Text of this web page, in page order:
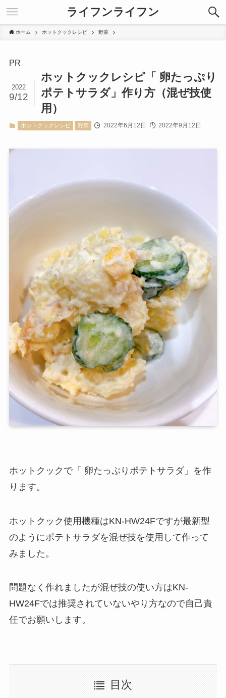
ライフンライフン
ホーム ホットクックレシピ 野菜
PR
ホットクックレシピ「 卵たっぷり
ポテトサラダ」作り方（混ぜ技使
用）
2022
9/12
ホットクックレシピ 野菜 2022年6月12日 2022年9月12日
ホットクックで「 卵たっぷりポテトサラダ」を作
ります。
ホットクック使用機種はKN-HW24Fですが最新型
のようにポテトサラダを混ぜ技を使用して作って
みました。
問題なく作れましたが混ぜ技の使い方はKN-
HW24Fでは推奨されていないやり方なので自己責
任でお願いします。
目次